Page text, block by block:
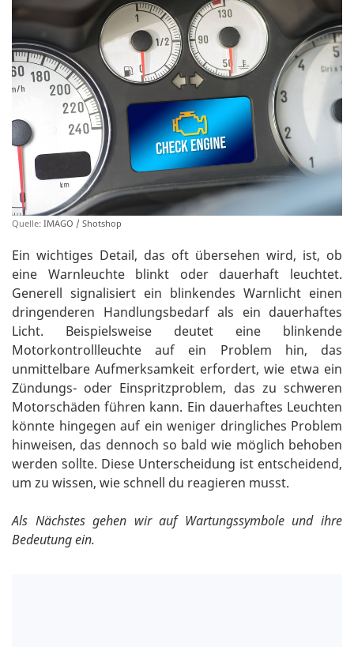
Quelle: IMAGO / Shotshop
Ein wichtiges Detail, das oft übersehen wird, ist, ob
eine Warnleuchte blinkt oder dauerhaft leuchtet.
Generell signalisiert ein blinkendes Warnlicht einen
dringenderen Handlungsbedarf als ein dauerhaftes
Licht. Beispielsweise deutet eine blinkende
Motorkontrollleuchte auf ein Problem hin, das
unmittelbare Aufmerksamkeit erfordert, wie etwa ein
Zündungs- oder Einspritzproblem, das zu schweren
Motorschäden führen kann. Ein dauerhaftes Leuchten
könnte hingegen auf ein weniger dringliches Problem
hinweisen, das dennoch so bald wie möglich behoben
werden sollte. Diese Unterscheidung ist entscheidend,
um zu wissen, wie schnell du reagieren musst.
Als Nächstes gehen wir auf Wartungssymbole und ihre
Bedeutung ein.